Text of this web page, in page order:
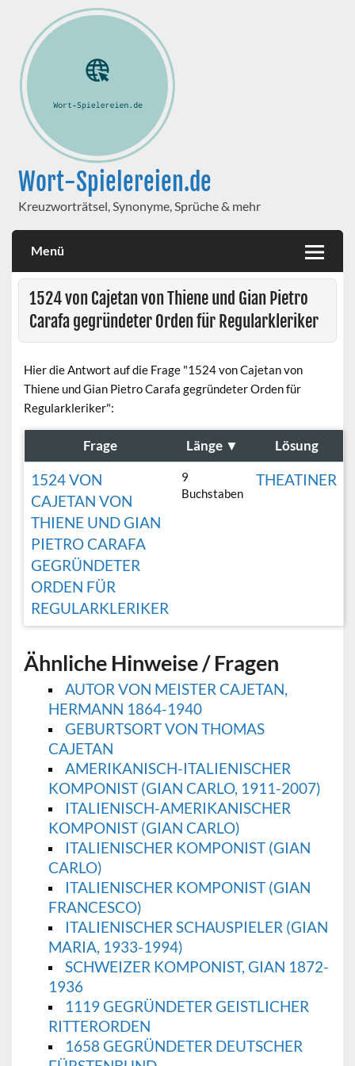
Wort-Spielereien.de
Kreuzworträtsel, Synonyme, Sprüche & mehr
Menü
1524 von Cajetan von Thiene und Gian Pietro
Carafa gegründeter Orden für Regularkleriker
Hier die Antwort auf die Frage "1524 von Cajetan von
Thiene und Gian Pietro Carafa gegründeter Orden für
Regularkleriker":
Frage Länge ▼ Lösung
1524 VON
CAJETAN VON
THIENE UND GIAN
PIETRO CARAFA
GEGRÜNDETER
ORDEN FÜR
REGULARKLERIKER
9
Buchstaben
THEATINER
Ähnliche Hinweise / Fragen
AUTOR VON MEISTER CAJETAN,
HERMANN 1864-1940
GEBURTSORT VON THOMAS
CAJETAN
AMERIKANISCH-ITALIENISCHER
KOMPONIST (GIAN CARLO, 1911-2007)
ITALIENISCH-AMERIKANISCHER
KOMPONIST (GIAN CARLO)
ITALIENISCHER KOMPONIST (GIAN
CARLO)
ITALIENISCHER KOMPONIST (GIAN
FRANCESCO)
ITALIENISCHER SCHAUSPIELER (GIAN
MARIA, 1933-1994)
SCHWEIZER KOMPONIST, GIAN 1872-
1936
1119 GEGRÜNDETER GEISTLICHER
RITTERORDEN
1658 GEGRÜNDETER DEUTSCHER